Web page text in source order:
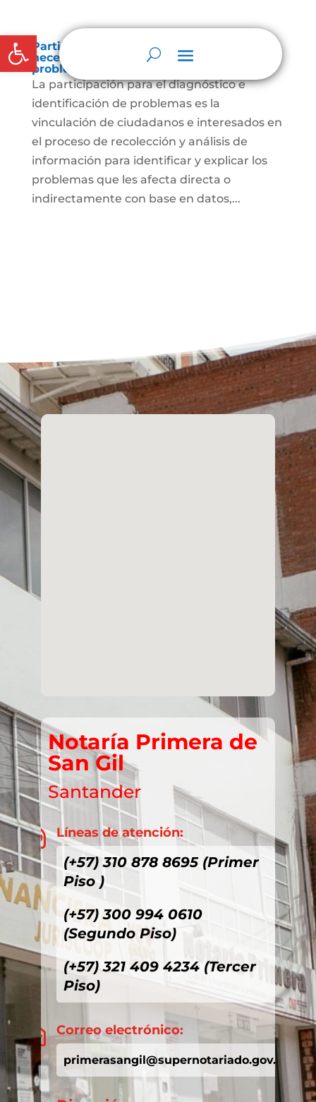
Abrir barra de herramientas
Participación para el diagnóstico de
necesidades e identificación de
problemas.
La participación para el diagnóstico e
identificación de problemas es la
vinculación de ciudadanos e interesados en
el proceso de recolección y análisis de
información para identificar y explicar los
problemas que les afecta directa o
indirectamente con base en datos,...
Notaría Primera de
San Gil
Santander
 Líneas de atención:
(+57) 310 878 8695 (Primer
Piso )
(+57) 300 994 0610
(Segundo Piso)
(+57) 321 409 4234 (Tercer
Piso)
 Correo electrónico:
primerasangil@supernotariado.gov.co